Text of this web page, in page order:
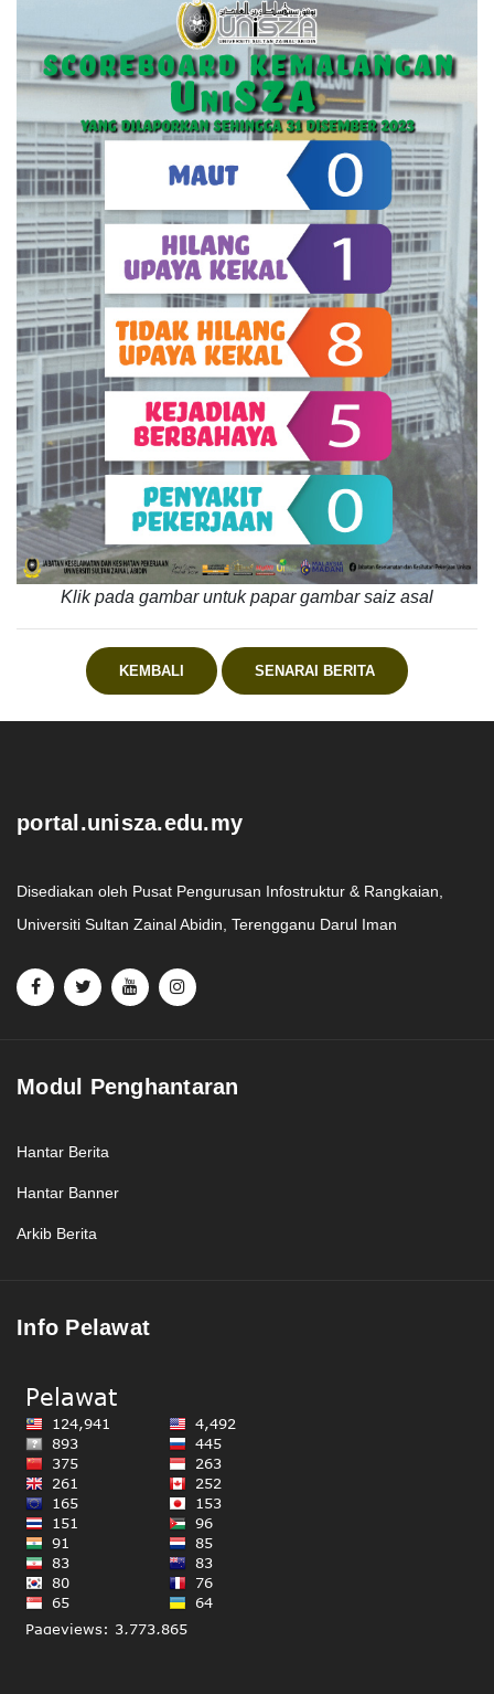
Klik pada gambar untuk papar gambar saiz asal
KEMBALI SENARAI BERITA
portal.unisza.edu.my
Disediakan oleh Pusat Pengurusan Infostruktur & Rangkaian,
Universiti Sultan Zainal Abidin, Terengganu Darul Iman
Modul Penghantaran
Hantar Berita
Hantar Banner
Arkib Berita
Info Pelawat